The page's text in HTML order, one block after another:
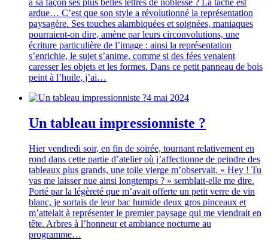
à sa façon ses plus belles lettres de noblesse ? La tâche est
ardue… C’est que son style a révolutionné la représentation
paysagère. Ses touches alambiquées et soignées, maniaques
pourraient-on dire, amène par leurs circonvolutions, une
écriture particulière de l’image : ainsi la représentation
s’enrichie, le sujet s’anime, comme si des fées venaient
caresser les objets et les formes. Dans ce petit panneau de bois
peint à l’huile, j’ai…
4 mai 2024
Un tableau impressionniste ?
Hier vendredi soir, en fin de soirée, tournant relativement en
rond dans cette partie d’atelier où j’affectionne de peindre des
tableaux plus grands, une toile vierge m’observait. « Hey ! Tu
vas me laisser nue ainsi longtemps ? » semblait-elle me dire.
Porté par la légèreté que m’avait offerte un petit verre de vin
blanc, je sortais de leur bac humide deux gros pinceaux et
m’attelait à représenter le premier paysage qui me viendrait en
tête. Arbres à l’honneur et ambiance nocturne au
programme…